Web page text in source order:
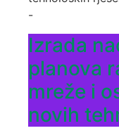
-
Izrada
planova
mreže i
novih